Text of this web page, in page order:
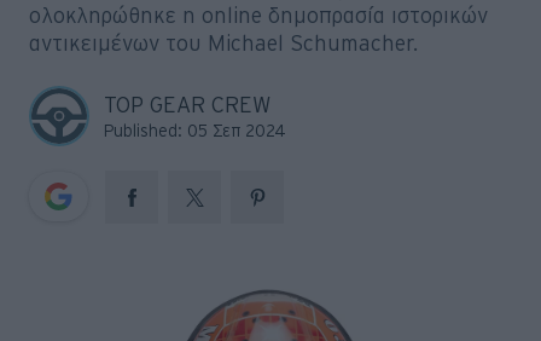
ολοκληρώθηκε η online δημοπρασία ιστορικών
αντικειμένων του Michael Schumacher.
TOP GEAR CREW
Published: 05 Σεπ 2024
Big Reads
Retro
Moto
Gaming